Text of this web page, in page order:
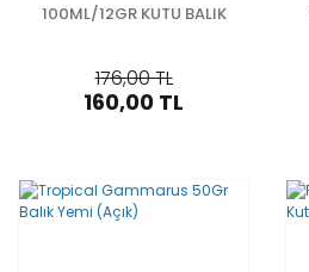
100ML/12GR KUTU BALIK
176,00 TL
160,00 TL